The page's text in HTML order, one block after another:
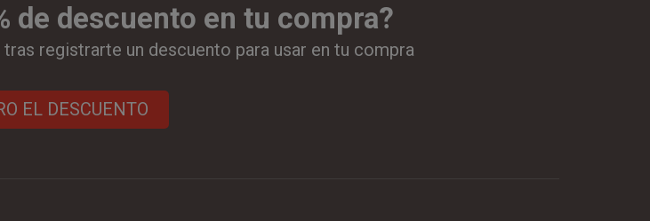
de descuento en tu compra?
registrarte un descuento para usar en tu compra
EL DESCUENTO